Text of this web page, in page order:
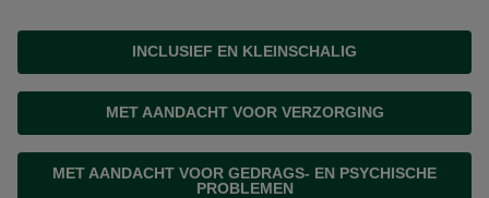
INCLUSIEF EN KLEINSCHALIG
MET AANDACHT VOOR VERZORGING
MET AANDACHT VOOR GEDRAGS- EN PSYCHISCHE
PROBLEMEN